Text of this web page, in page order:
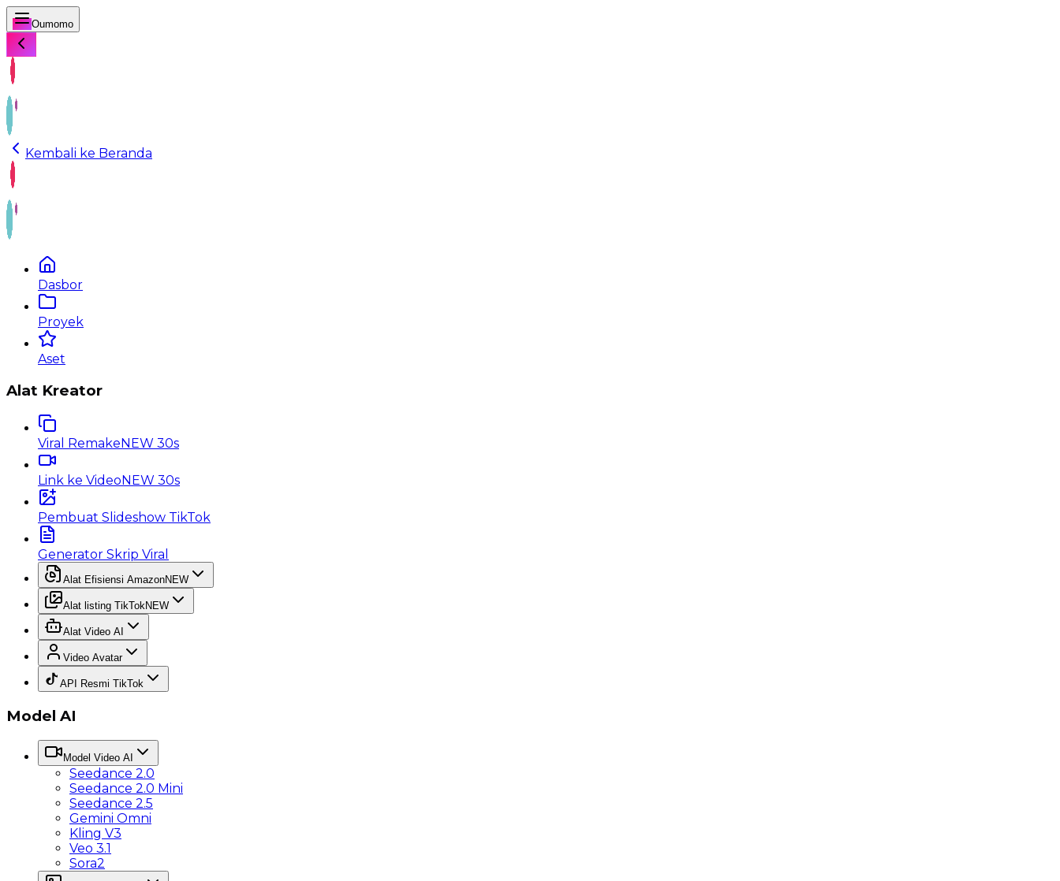
Oumomo
Kembali ke Beranda
Dasbor
Proyek
Aset
Alat Kreator
Viral Remake NEW 30s
Link ke Video NEW 30s
Pembuat Slideshow TikTok
Generator Skrip Viral
Alat Efisiensi AmazonNEW
Alat listing TikTokNEW
Alat Video AI
Video Avatar
API Resmi TikTok
Model AI
Model Video AI
Seedance 2.0
Seedance 2.0 Mini
Seedance 2.5
Gemini Omni
Kling V3
Veo 3.1
Sora2